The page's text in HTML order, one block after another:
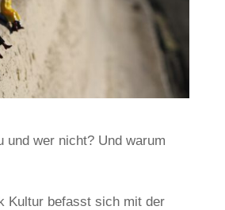
und wer nicht? Und warum
Kultur befasst sich mit der